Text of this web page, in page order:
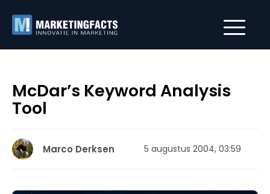
McDar’s Keyword Analysis
Tool
Marco Derksen 5 augustus 2004, 03:59